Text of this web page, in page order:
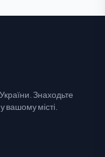
Знаходьте
вашому місті.